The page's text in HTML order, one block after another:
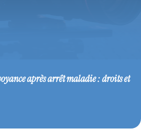
après arrêt maladie : droits et